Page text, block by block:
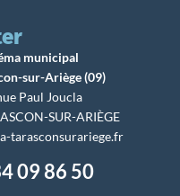
municipal
sur-Ariège (09)
Paul Joucla
SUR-ARIÈGE
tarasconsurariege.fr
09 86 50